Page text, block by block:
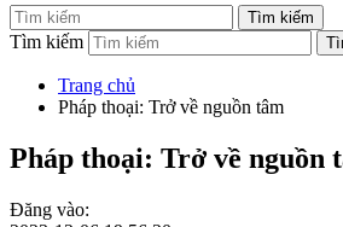
Tìm kiếm
Trang chủ
Pháp thoại: Trở về nguồn tâm
Pháp thoại: Trở về nguồn
Đăng vào: